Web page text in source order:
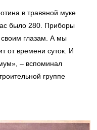
в травяной муке
было 280. Приборы
глазам. А мы
от времени суток. И
– вспоминал
группе